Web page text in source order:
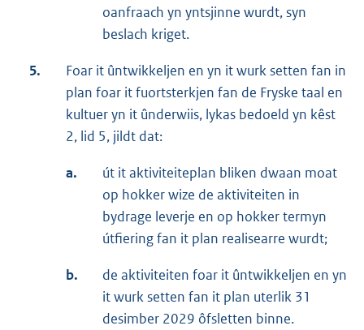
oanfraach yn yntsjinne wurdt, syn
beslach kriget.
5.
Foar it ûntwikkeljen en yn it wurk setten fan in
plan foar it fuortsterkjen fan de Fryske taal en
kultuer yn it ûnderwiis, lykas bedoeld yn kêst
2, lid 5, jildt dat:
a.
út it aktiviteiteplan bliken dwaan moat
op hokker wize de aktiviteiten in
bydrage leverje en op hokker termyn
útfiering fan it plan realisearre wurdt;
b.
de aktiviteiten foar it ûntwikkeljen en yn
it wurk setten fan it plan uterlik 31
desimber 2029 ôfsletten binne.